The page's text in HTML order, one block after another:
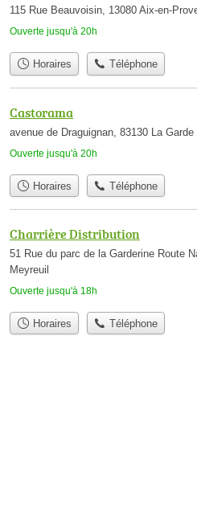
115 Rue Beauvoisin, 13080 Aix-en-
Ouverte jusqu'à 20h
Horaires Téléphone
Castorama
avenue de Draguignan, 83130 La Garde
Ouverte jusqu'à 20h
Horaires Téléphone
Charrière Distribution
51 Rue du parc de la Garderine Route
Meyreuil
Ouverte jusqu'à 18h
Horaires Téléphone